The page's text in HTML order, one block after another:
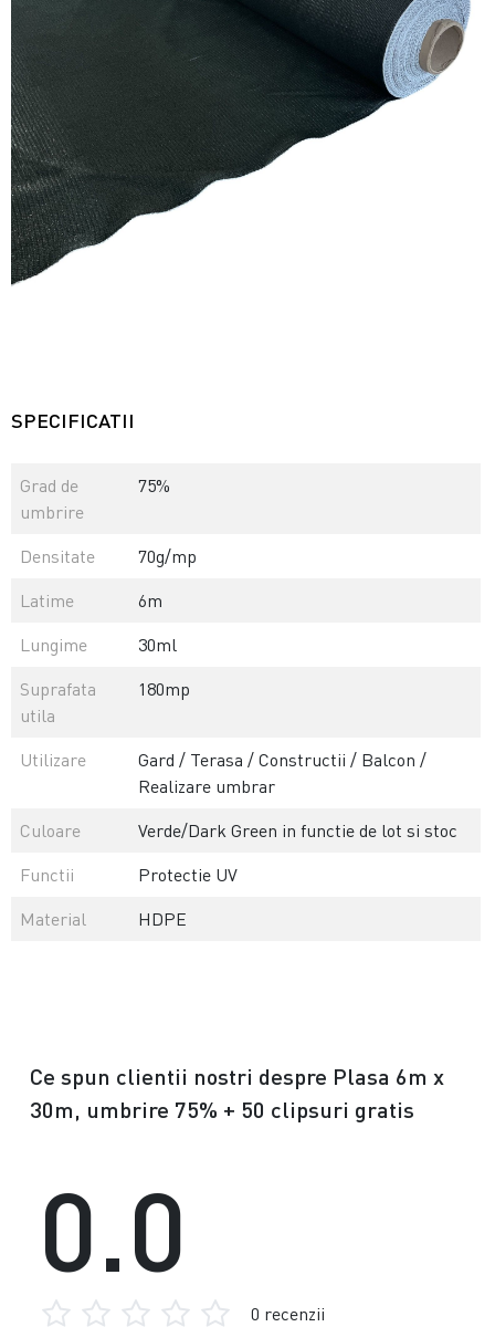
SPECIFICATII
Grad de
umbrire
75%
Densitate
70g/mp
Latime
6m
Lungime
30ml
Suprafata
utila
180mp
Utilizare
Gard / Terasa / Constructii / Balcon /
Realizare umbrar
Culoare
Verde/Dark Green in functie de lot si stoc
Functii
Protectie UV
Material
HDPE
Ce spun clientii nostri despre Plasa 6m x
30m, umbrire 75% + 50 clipsuri gratis
0.0
0 recenzii